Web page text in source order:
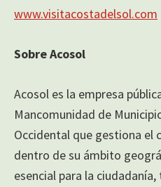
www.visitacostadelsol.com
Sobre Acosol
Acosol es la empresa
Mancomunidad de
Occidental que gestiona el
dentro de su ámbito
esencial para la